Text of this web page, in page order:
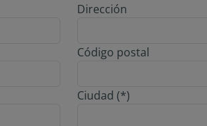
Dirección
Código postal
Ciudad (*)